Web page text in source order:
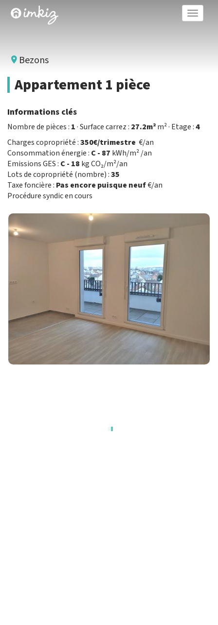
Toggle
Bezons
Appartement 1 pièce
Informations clés
Nombre de pièces : 1· Surface carrez : 27.2m²m² · Etage :4
Charges copropriété :350€/trimestre €/an
Consommation énergie : C - 87 kWh/m² /an
Emissions GES : C - 18 kg CO₂/m²/an
Lots de copropriété (nombre) :35
Taxe foncière : Pas encore puisque neuf€/an
Procédure syndic en cours